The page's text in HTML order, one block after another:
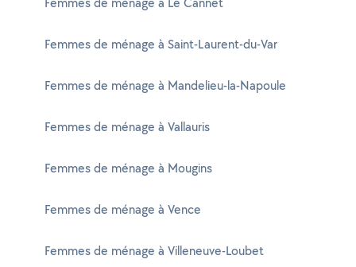
Femmes de ménage à Saint-Laurent-du-Var
Femmes de ménage à Mandelieu-la-Napoule
Femmes de ménage à Vallauris
Femmes de ménage à Mougins
Femmes de ménage à Vence
Femmes de ménage à Villeneuve-Loubet